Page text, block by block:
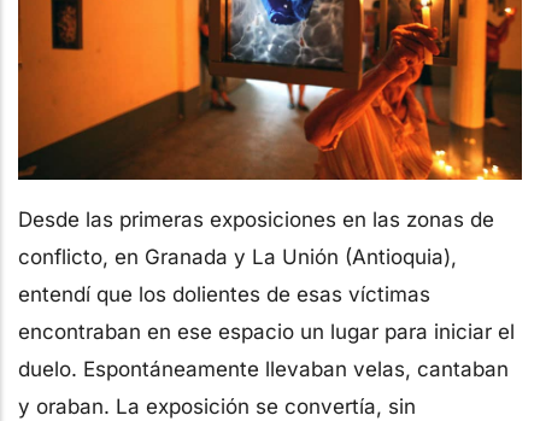
Desde las primeras exposiciones en las zonas de
conflicto, en Granada y La Unión (Antioquia),
entendí que los dolientes de esas víctimas
encontraban en ese espacio un lugar para iniciar el
duelo. Espontáneamente llevaban velas, cantaban
y oraban. La exposición se convertía, sin